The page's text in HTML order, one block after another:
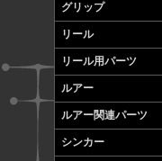
グリップ
リール
リール用パーツ
ルアー
ルアー関連パーツ
シンカー